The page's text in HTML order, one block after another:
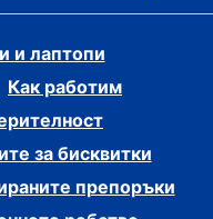
и лаптопи
Как работим
за бисквитки
препоръки